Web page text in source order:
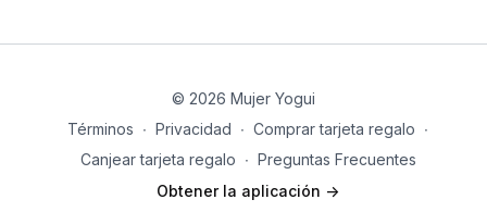
© 2026 Mujer Yogui
Términos ∙ Privacidad ∙ Comprar tarjeta regalo ∙
Canjear tarjeta regalo ∙ Preguntas Frecuentes
Obtener la aplicación ->